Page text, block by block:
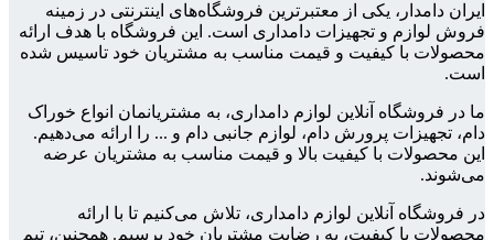
ایران دامدار، یکی از معتبرترین فروشگاه‌های اینترنتی در زمینه
فروش لوازم و تجهیزات دامداری است. این فروشگاه با هدف ارائه
محصولات با کیفیت و قیمت مناسب به مشتریان خود تاسیس شده
است.
ما در فروشگاه آنلاین لوازم دامداری، به مشتریانمان انواع خوراک
دام، تجهیزات پرورش دام، لوازم جانبی دام و ... را ارائه می‌دهیم.
این محصولات با کیفیت بالا و قیمت مناسب به مشتریان عرضه
می‌شوند.
در فروشگاه آنلاین لوازم دامداری، تلاش می‌کنیم تا با ارائه
محصولات با کیفیت، به رضایت مشتریان خود برسیم. همچنین، تیم